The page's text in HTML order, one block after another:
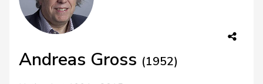
Andreas Gross (1952)